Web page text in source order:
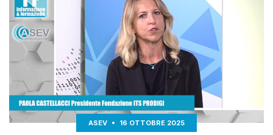
ASEV 16 OTTOBRE 2025